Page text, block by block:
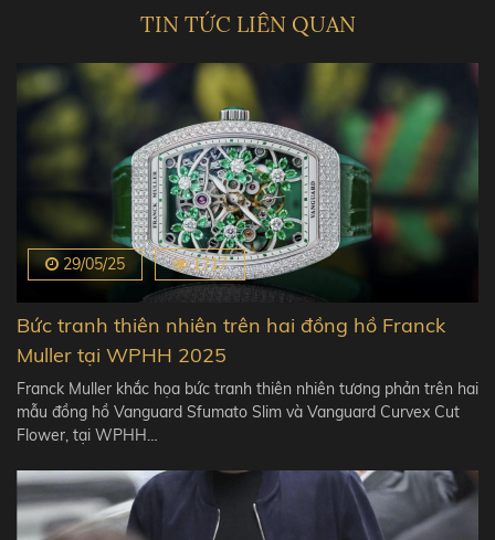
TIN TỨC LIÊN QUAN
29/05/25 1717
Bức tranh thiên nhiên trên hai đồng hồ Franck
Muller tại WPHH 2025
Franck Muller khắc họa bức tranh thiên nhiên tương phản trên hai
mẫu đồng hồ Vanguard Sfumato Slim và Vanguard Curvex Cut
Flower, tại WPHH…